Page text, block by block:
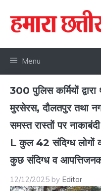
content
Menu
300 पुलिस कर्मियों
मुरसेरस, दौलतपुर तथा
समस्त रास्तों पर
L कुल 42 संदिग्ध लोगों
कुछ संदिग्ध व आपत्तिजनक
12/12/2025 by Editor